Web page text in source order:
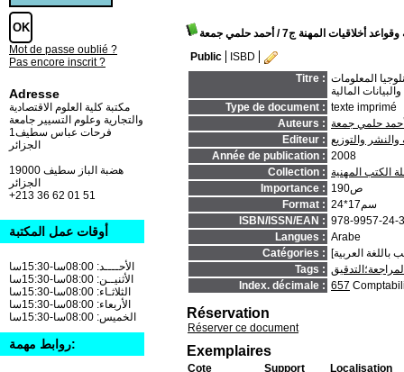
وقواعد أخلاقيات المهنة ج7
/ أحمد حلمي جمعة
Public
ISBD
Titre : الداخلية في بيئة تكنلوجيا المعلومات
المالية
Type de document : texte imprimé
Auteurs : حلمي جمعة
Editeur : والتوزيع
Année de publication : 2008
Collection : الكتب المهنية
Importance :
190ص
Format :
24*17سم
ISBN/ISSN/EAN : 978-9957-24-
Langues : Arabe
Catégories :
Tags :
Index. décimale : 657
Réservation
Réserver ce document
Exemplaires
Cote Support
Localisation
Mot de passe oublié ?
Pas encore inscrit ?
Adresse
مكتبة كلية العلوم الاقتصادية
والتجارية وعلوم التسيير جامعة
فرحات عباس سطيف1
الجزائر
19000 هضبة الباز سطيف
+213 36 62 01 51
أوقات عمل المكتبة
الأحــــد: 08:00سا-15:30سا
الأثنيــن: 08:00سا-15:30سا
الثلاثـاء: 08:00سا-15:30سا
الأربعاء: 08:00سا-15:30سا
الخميس: 08:00سا-15:30سا
روابط مهمة: